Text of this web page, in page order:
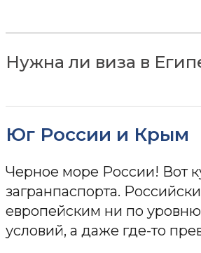
Нужна ли виза в
Юг России и Крым
Черное море России! Вот
загранпаспорта.
европейским ни по
условий, а даже где-то